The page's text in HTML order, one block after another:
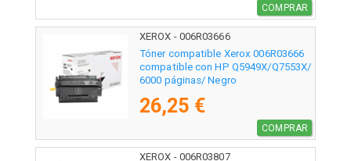
COMPRAR
XEROX - 006R03666
Tóner compatible Xerox 006R03666
compatible con HP Q5949X/Q7553X/
6000 páginas/ Negro
26,25 €
COMPRAR
XEROX - 006R03807